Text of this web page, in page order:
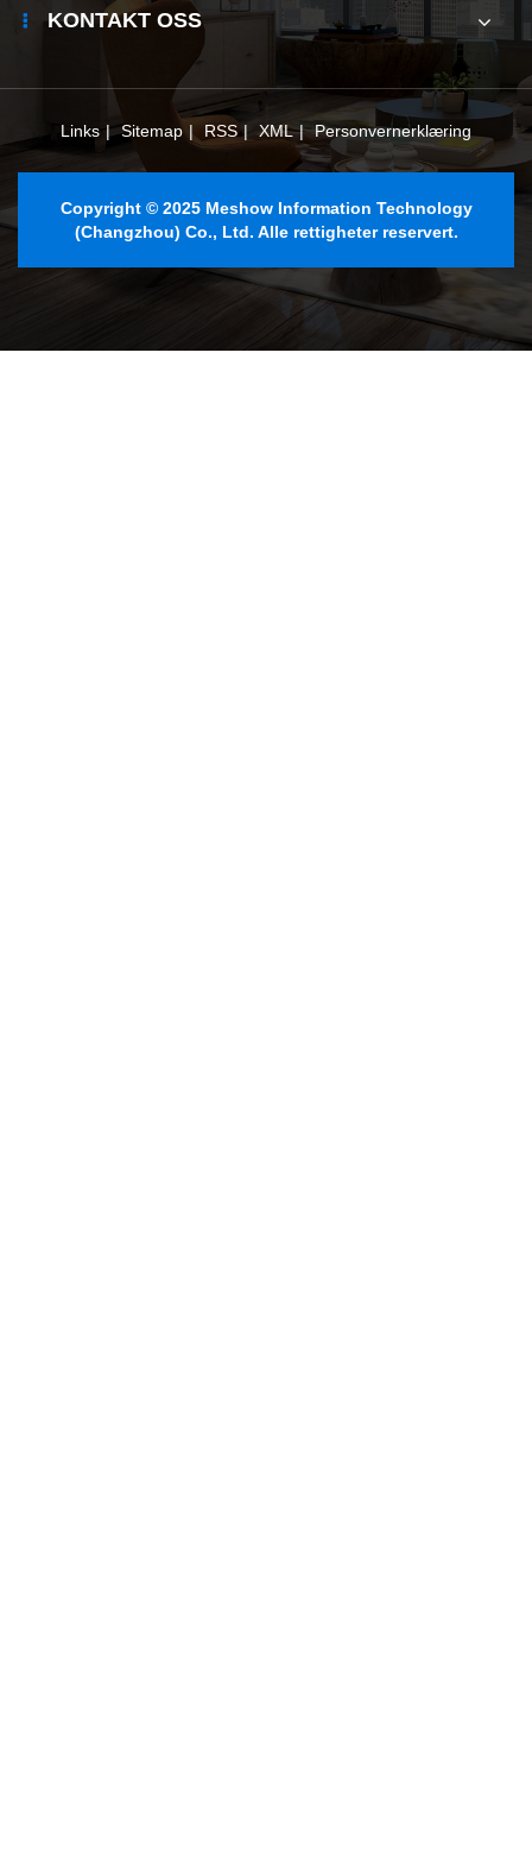
KONTAKT OSS
Links | Sitemap | RSS | XML | Personvernerklæring
Copyright © 2025 Meshow Information Technology
(Changzhou) Co., Ltd. Alle rettigheter reservert.